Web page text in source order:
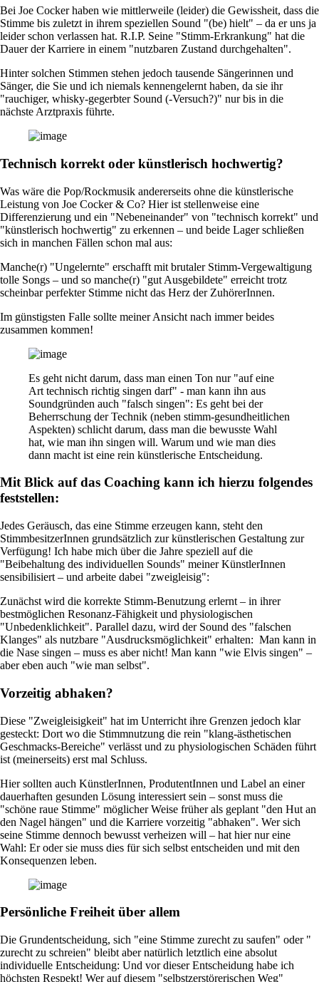
Bei Joe Cocker haben wie mittlerweile (leider) die Gewissheit, dass die
Stimme bis zuletzt in ihrem speziellen Sound "(be) hielt" – da er uns ja
leider schon verlassen hat. R.I.P. Seine "Stimm-Erkrankung" hat die
Dauer der Karriere in einem "nutzbaren Zustand durchgehalten".
Hinter solchen Stimmen stehen jedoch tausende Sängerinnen und
Sänger, die Sie und ich niemals kennengelernt haben, da sie ihr
"rauchiger, whisky-gegerbter Sound (-Versuch?)" nur bis in die
nächste Arztpraxis führte.
Technisch korrekt oder künstlerisch hochwertig?
Was wäre die Pop/Rockmusik andererseits ohne die künstlerische
Leistung von Joe Cocker & Co? Hier ist stellenweise eine
Differenzierung und ein "Nebeneinander" von "technisch korrekt" und
"künstlerisch hochwertig" zu erkennen – und beide Lager schließen
sich in manchen Fällen schon mal aus:
Manche(r) "Ungelernte" erschafft mit brutaler Stimm-Vergewaltigung
tolle Songs – und so manche(r) "gut Ausgebildete" erreicht trotz
scheinbar perfekter Stimme nicht das Herz der ZuhörerInnen.
Im günstigsten Falle sollte meiner Ansicht nach immer beides
zusammen kommen!
Es geht nicht darum, dass man einen Ton nur "auf eine
Art technisch richtig singen darf" - man kann ihn aus
Soundgründen auch "falsch singen": Es geht bei der
Beherrschung der Technik (neben stimm-gesundheitlichen
Aspekten) schlicht darum, dass man die bewusste Wahl
hat, wie man ihn singen will. Warum und wie man dies
dann macht ist eine rein künstlerische Entscheidung.
Mit Blick auf das Coaching kann ich hierzu folgendes
feststellen:
Jedes Geräusch, das eine Stimme erzeugen kann, steht den
StimmbesitzerInnen grundsätzlich zur künstlerischen Gestaltung zur
Verfügung! Ich habe mich über die Jahre speziell auf die
"Beibehaltung des individuellen Sounds" meiner KünstlerInnen
sensibilisiert – und arbeite dabei "zweigleisig":
Zunächst wird die korrekte Stimm-Benutzung erlernt – in ihrer
bestmöglichen Resonanz-Fähigkeit und physiologischen
"Unbedenklichkeit". Parallel dazu, wird der Sound des "falschen
Klanges" als nutzbare "Ausdrucksmöglichkeit" erhalten: Man kann in
die Nase singen – muss es aber nicht! Man kann "wie Elvis singen" –
aber eben auch "wie man selbst".
Vorzeitig abhaken?
Diese "Zweigleisigkeit" hat im Unterricht ihre Grenzen jedoch klar
gesteckt: Dort wo die Stimmnutzung die rein "klang-ästhetischen
Geschmacks-Bereiche" verlässt und zu physiologischen Schäden führt
ist (meinerseits) erst mal Schluss.
Hier sollten auch KünstlerInnen, ProdutentInnen und Label an einer
dauerhaften gesunden Lösung interessiert sein – sonst muss die
"schöne raue Stimme" möglicher Weise früher als geplant "den Hut an
den Nagel hängen" und die Karriere vorzeitig "abhaken". Wer sich
seine Stimme dennoch bewusst verheizen will – hat hier nur eine
Wahl: Er oder sie muss dies für sich selbst entscheiden und mit den
Konsequenzen leben.
Persönliche Freiheit über allem
Die Grundentscheidung, sich "eine Stimme zurecht zu saufen" oder "
zurecht zu schreien" bleibt aber natürlich letztlich eine absolut
individuelle Entscheidung: Und vor dieser Entscheidung habe ich
höchsten Respekt! Wer auf diesem "selbstzerstörerischen Weg"